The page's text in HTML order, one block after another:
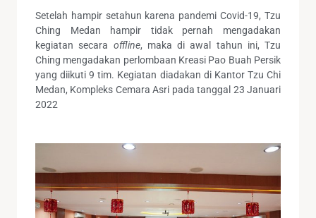
Setelah hampir setahun karena pandemi Covid-19, Tzu
Ching Medan hampir tidak pernah mengadakan
kegiatan secara offline, maka di awal tahun ini, Tzu
Ching mengadakan perlombaan Kreasi Pao Buah Persik
yang diikuti 9 tim. Kegiatan diadakan di Kantor Tzu Chi
Medan, Kompleks Cemara Asri pada tanggal 23 Januari
2022